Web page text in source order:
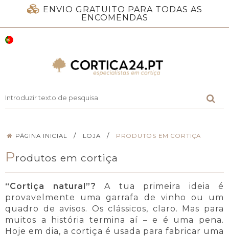
ENVIO GRATUITO PARA TODAS AS
ENCOMENDAS
PÁGINA INICIAL / LOJA / PRODUTOS EM CORTIÇA
Produtos em cortiça
“Cortiça natural”? A tua primeira ideia é
provavelmente uma garrafa de vinho ou um
quadro de avisos. Os clássicos, claro. Mas para
muitos a história termina aí – e é uma pena.
Hoje em dia, a cortiça é usada para fabricar uma